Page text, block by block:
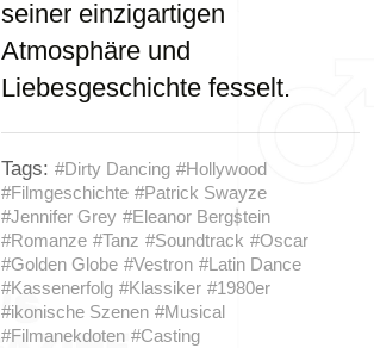
seiner einzigartigen
Atmosphäre und
Liebesgeschichte fesselt.
Tags: #Dirty Dancing #Hollywood
#Filmgeschichte #Patrick Swayze
#Jennifer Grey #Eleanor Bergstein
#Romanze #Tanz #Soundtrack #Oscar
#Golden Globe #Vestron #Latin Dance
#Kassenerfolg #Klassiker #1980er
#ikonische Szenen #Musical
#Filmanekdoten #Casting